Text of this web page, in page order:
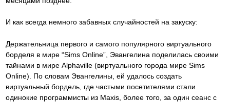
И как всегда немного забавных случайностей на закуску:
Держательница первого и самого популярного виртуального
борделя в мире “Sims Online”, Эвангелина поделилась своими
тайнами в мире Alphaville (виртуального города мире Sims
Online). По словам Эвангелины, ей удалось создать
виртуальный бордель, где частыми посетителями стали
одинокие программисты из Maxis, более того, за один сеанс с